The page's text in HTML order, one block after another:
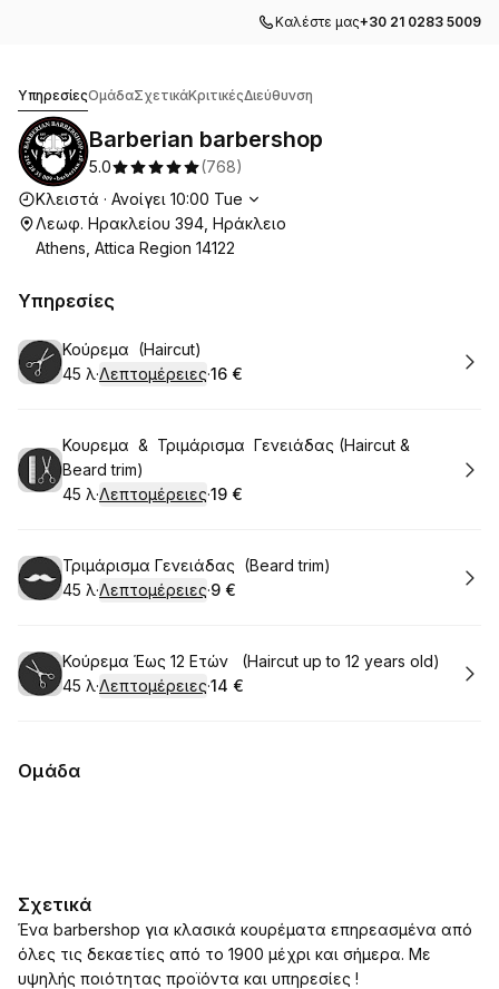
Καλέστε μας+30 21 0283 5009
ΥπηρεσίεςΟμάδαΣχετικάΚριτικέςΔιεύθυνση
Barberian barbershop
5.0 (768)
Ώρες λειτουργίας
Κλειστά · Ανοίγει 10:00 Tue
Λεωφ. Ηρακλείου 394, Ηράκλειο
Athens, Attica Region 14122
Υπηρεσίες
Κράτηση
Κούρεμα (Haircut)
.Διάρκεια:
45 λ·Λεπτομέρειες·
.Τιμή
16 €
Κράτηση
Κουρεμα & Τριμάρισμα Γενειάδας (Haircut &
Beard trim)
.Διάρκεια:
45 λ·Λεπτομέρειες·
.Τιμή
19 €
Κράτηση
Τριμάρισμα Γενειάδας (Beard trim)
.Διάρκεια:
45 λ·Λεπτομέρειες·
. Τιμή
9 €
Κράτηση
Κούρεμα Έως 12 Ετών (Haircut up to 12 years old)
.Διάρκεια:
45 λ·Λεπτομέρειες·
.Τιμή
14 €
Ομάδα
Σχετικά
Ένα barbershop για κλασικά κουρέματα επηρεασμένα από
όλες τις δεκαετίες από το 1900 μέχρι και σήμερα. Με
υψηλής ποιότητας προϊόντα και υπηρεσίες !